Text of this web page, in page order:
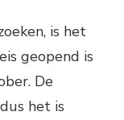
is het
geopend is
De
het is